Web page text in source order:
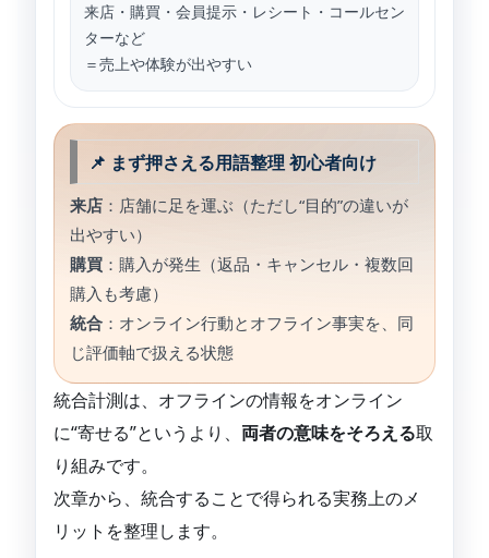
来店・購買・会員提示・レシート・コールセン
ターなど
＝売上や体験が出やすい
📌 まず押さえる用語整理 初心者向け
来店 ：店舗に足を運ぶ（ただし“目的”の違いが
出やすい）
購買 ：購入が発生（返品・キャンセル・複数回
購入も考慮）
統合 ：オンライン行動とオフライン事実を、同
じ評価軸で扱える状態
統合計測は、オフラインの情報をオンライン
に“寄せる”というより、 両者の意味をそろえる取
り組みです。
次章から、統合することで得られる実務上のメ
リットを整理します。